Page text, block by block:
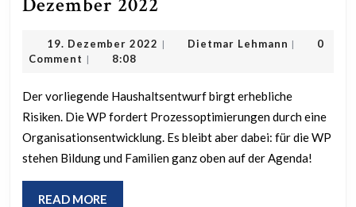
Wählergemeinschaft
vom
19.
Dezember
2022
19. Dezember 2022 19.
| Dietmar Lehmann Dietmar
|
0
Comment | 8:08
Der vorliegende Haushaltsentwurf birgt erhebliche
Risiken. Die WP fordert Prozessoptimierungen durch eine
Organisationsentwicklung. Es bleibt aber dabei: für die WP
stehen Bildung und Familien ganz oben auf der Agenda!
READ MORE